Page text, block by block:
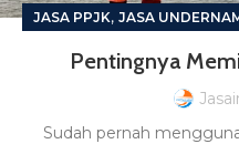
JASA PPJK, JASA
Pentingnya
Sudah pernah